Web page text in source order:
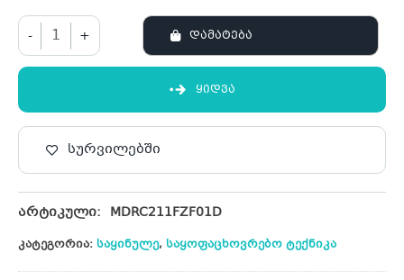
- + ᲓᲐᲛᲐᲢᲔᲑᲐ
ᲧᲘᲓᲕᲐ
სურვილებში
არტიკული: MDRC211FZF01D
კატეგორია: საყინულე, საყოფაცხოვრებო ტექნიკა